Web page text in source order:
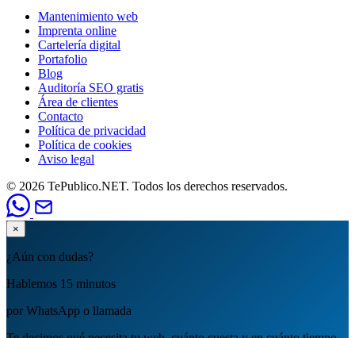
Mantenimiento web
Imprenta online
Cartelería digital
Portafolio
Blog
Auditoría SEO gratis
Área de clientes
Contacto
Política de privacidad
Política de cookies
Aviso legal
© 2026 TePublico.NET. Todos los derechos reservados.
×
¿Aún con dudas?
Hablemos 15 minutos
por WhatsApp o llamada